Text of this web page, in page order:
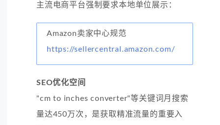
主流电商平台强制要求本地单位展示：
Amazon卖家中心规范
https://sellercentral.amazon.com/
SEO优化空间
"cm to inches converter"等关键词月搜索
量达450万次，是获取精准流量的重要入